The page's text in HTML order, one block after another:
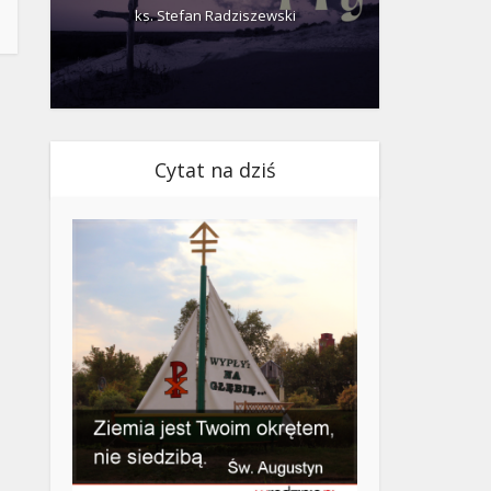
ks. Stefan Radziszewski
Cytat na dziś